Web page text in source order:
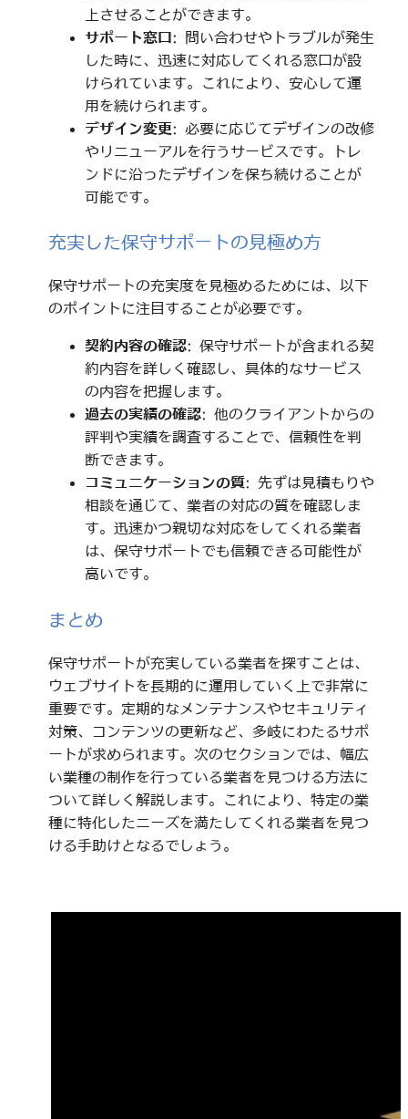
上させることができます。
サポート窓口 : 問い合わせやトラブルが発生
した時に、迅速に対応してくれる窓口が設
けられています。これにより、安心して運
用を続けられます。
デザイン変更: 必要に応じてデザインの改修
やリニューアルを行うサービスです。トレ
ンドに沿ったデザインを保ち続けることが
可能です。
充実した保守サポートの見極め方
保守サポートの充実度を見極めるためには、以下
のポイントに注目することが必要です。
契約内容の確認: 保守サポートが含まれる契
約内容を詳しく確認し、具体的なサービス
の内容を把握します。
過去の実績の確認: 他のクライアントからの
評判や実績を調査することで、信頼性を判
断できます。
コミュニケーションの質: 先ずは見積もりや
相談を通じて、業者の対応の質を確認しま
す。迅速かつ親切な対応をしてくれる業者
は、保守サポートでも信頼できる可能性が
高いです。
まとめ
保守サポートが充実している業者を探すことは、
ウェブサイトを長期的に運用していく上で非常に
重要です。定期的なメンテナンスやセキュリティ
対策、コンテンツの更新など、多岐にわたるサポ
ートが求められます。次のセクションでは、幅広
い業種の制作を行っている業者を見つける方法に
ついて詳しく解説します。これにより、特定の業
種に特化したニーズを満たしてくれる業者を見つ
ける手助けとなるでしょう。